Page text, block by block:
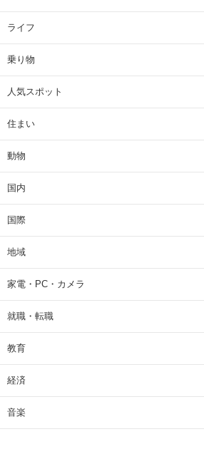
ライフ
乗り物
人気スポット
住まい
動物
国内
国際
地域
家電・PC・カメラ
就職・転職
教育
経済
音楽